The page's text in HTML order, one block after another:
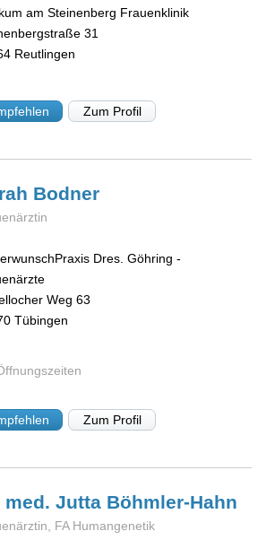
am Steinenberg Frauenklinik
31
Reutlingen
Zum Profil
Bodner
Dres. Göhring -
Weg 63
Tübingen
Zum Profil
med. Jutta Böhmler-Hahn
FA Humangenetik